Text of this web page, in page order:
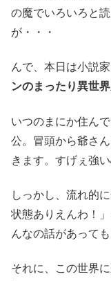
の魔でいろいろと
が・・・
んで、本日は小説
ンのまったり異世
いつのまにか住ん
公。冒頭から爺さ
きます。すげぇ強
しっかし、流れ的
状態ありえんわ！
んなの話があっても
それに、この世界